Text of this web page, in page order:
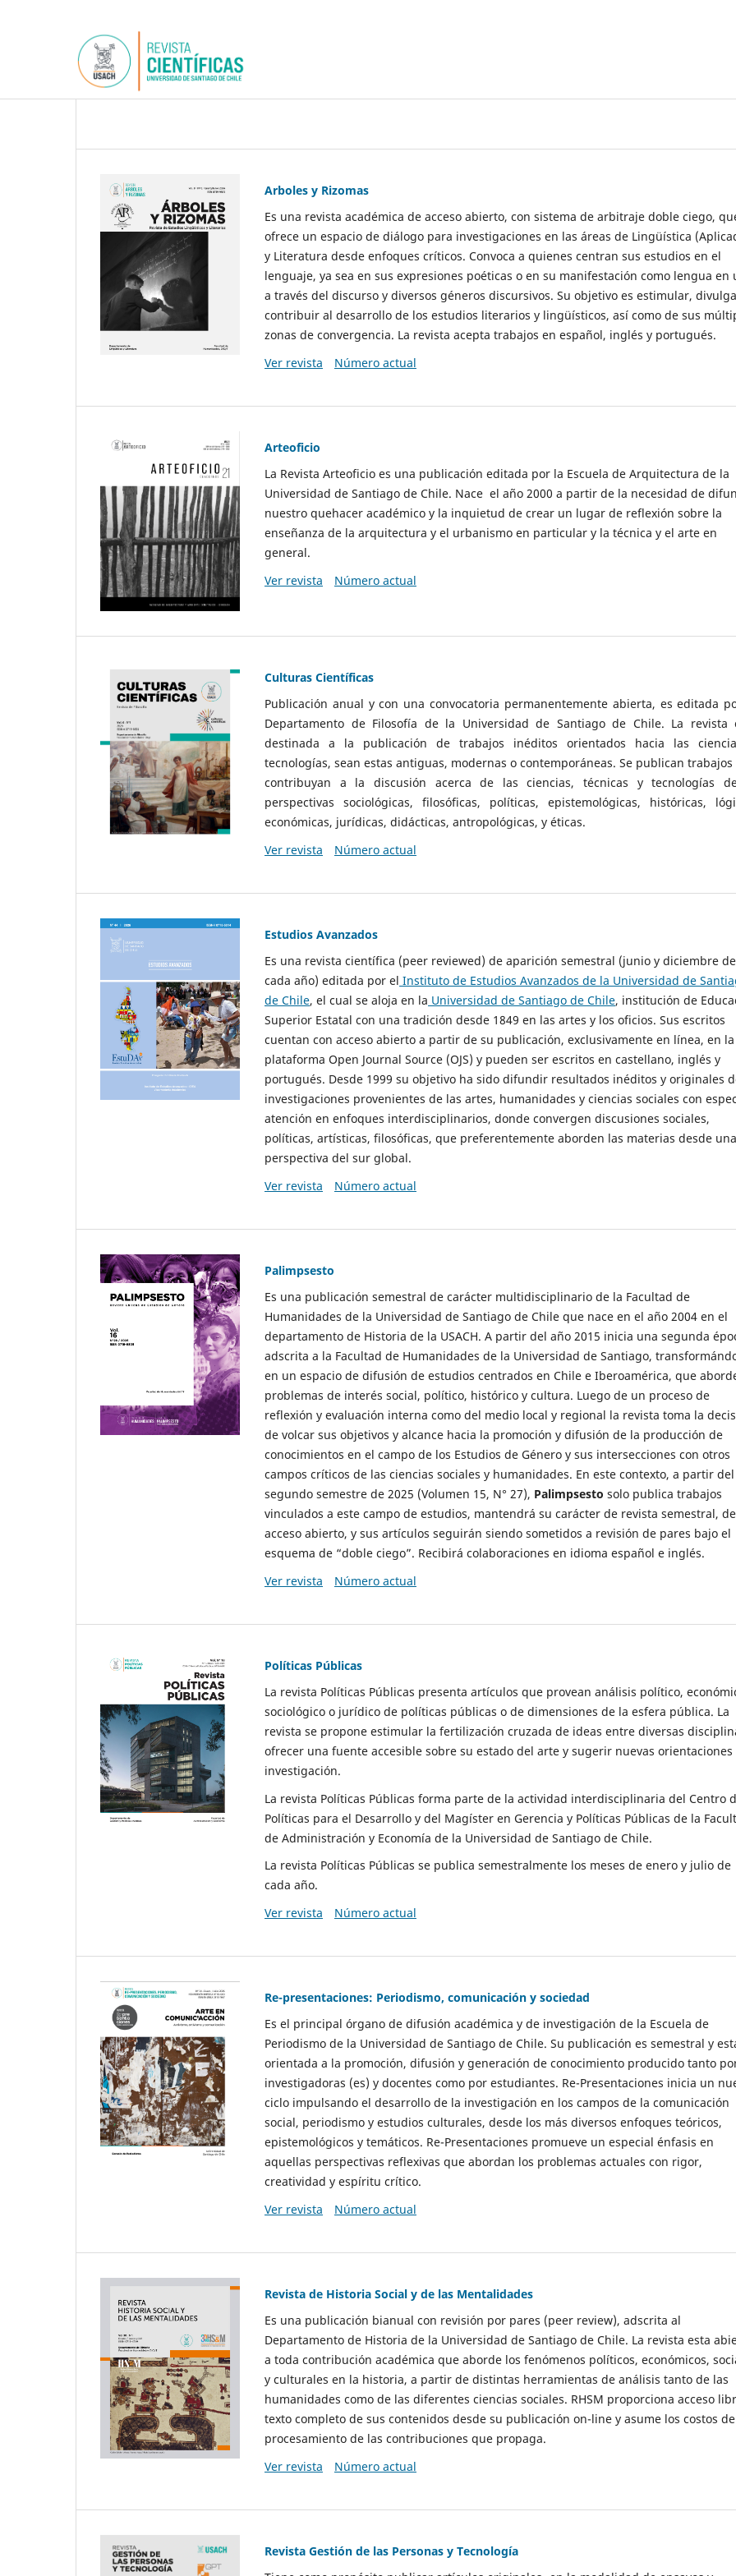
Arboles y Rizomas
Es una revista académica de acceso abierto, con sistema de arbitraje doble ciego,
ofrece un espacio de diálogo para investigaciones en las áreas de Lingüística
y Literatura desde enfoques críticos. Convoca a quienes centran sus estudios en el
lenguaje, ya sea en sus expresiones poéticas o en su manifestación como lengua en
a través del discurso y diversos géneros discursivos. Su objetivo es estimular,
contribuir al desarrollo de los estudios literarios y lingüísticos, así como de sus
zonas de convergencia. La revista acepta trabajos en español, inglés y portugués.
Ver revista
Número actual
Arteoficio
La Revista Arteoficio es una publicación editada por la Escuela de Arquitectura de la
Universidad de Santiago de Chile. Nace el año 2000 a partir de la necesidad de
nuestro quehacer académico y la inquietud de crear un lugar de reflexión sobre la
enseñanza de la arquitectura y el urbanismo en particular y la técnica y el arte en
general.
Ver revista
Número actual
Culturas Científicas
Publicación anual y con una convocatoria permanentemente abierta, es editada
Departamento de Filosofía de la Universidad de Santiago de Chile. La revista
destinada a la publicación de trabajos inéditos orientados hacia las
tecnologías, sean estas antiguas, modernas o contemporáneas. Se publican
contribuyan a la discusión acerca de las ciencias, técnicas y tecnologías
perspectivas sociológicas, filosóficas, políticas, epistemológicas, históricas,
económicas, jurídicas, didácticas, antropológicas, y éticas.
Ver revista
Número actual
Estudios Avanzados
Es una revista científica (peer reviewed) de aparición semestral (junio y diciembre de
cada año) editada por el Instituto de Estudios Avanzados de la Universidad de
de Chile, el cual se aloja en la Universidad de Santiago de Chile, institución de
Superior Estatal con una tradición desde 1849 en las artes y los oficios. Sus escritos
cuentan con acceso abierto a partir de su publicación, exclusivamente en línea, en la
plataforma Open Journal Source (OJS) y pueden ser escritos en castellano, inglés y
portugués. Desde 1999 su objetivo ha sido difundir resultados inéditos y originales
investigaciones provenientes de las artes, humanidades y ciencias sociales con
atención en enfoques interdisciplinarios, donde convergen discusiones sociales,
políticas, artísticas, filosóficas, que preferentemente aborden las materias desde una
perspectiva del sur global.
Ver revista
Número actual
Palimpsesto
Es una publicación semestral de carácter multidisciplinario de la Facultad de
Humanidades de la Universidad de Santiago de Chile que nace en el año 2004 en el
departamento de Historia de la USACH. A partir del año 2015 inicia una segunda
adscrita a la Facultad de Humanidades de la Universidad de Santiago,
en un espacio de difusión de estudios centrados en Chile e Iberoamérica, que
problemas de interés social, político, histórico y cultura. Luego de un proceso de
reflexión y evaluación interna como del medio local y regional la revista toma la
de volcar sus objetivos y alcance hacia la promoción y difusión de la producción de
conocimientos en el campo de los Estudios de Género y sus intersecciones con otros
campos críticos de las ciencias sociales y humanidades. En este contexto, a partir del
segundo semestre de 2025 (Volumen 15, N° 27), Palimpsesto solo publica trabajos
vinculados a este campo de estudios, mantendrá su carácter de revista semestral, de
acceso abierto, y sus artículos seguirán siendo sometidos a revisión de pares bajo el
esquema de “doble ciego”. Recibirá colaboraciones en idioma español e inglés.
Ver revista
Número actual
Políticas Públicas
La revista Políticas Públicas presenta artículos que provean análisis político,
sociológico o jurídico de políticas públicas o de dimensiones de la esfera pública. La
revista se propone estimular la fertilización cruzada de ideas entre diversas
ofrecer una fuente accesible sobre su estado del arte y sugerir nuevas orientaciones
investigación.
La revista Políticas Públicas forma parte de la actividad interdisciplinaria del Centro
Políticas para el Desarrollo y del Magíster en Gerencia y Políticas Públicas de la
de Administración y Economía de la Universidad de Santiago de Chile.
La revista Políticas Públicas se publica semestralmente los meses de enero y julio de
cada año.
Ver revista
Número actual
Re-presentaciones: Periodismo, comunicación y sociedad
Es el principal órgano de difusión académica y de investigación de la Escuela de
Periodismo de la Universidad de Santiago de Chile. Su publicación es semestral y
orientada a la promoción, difusión y generación de conocimiento producido tanto
investigadoras (es) y docentes como por estudiantes. Re-Presentaciones inicia un
ciclo impulsando el desarrollo de la investigación en los campos de la comunicación
social, periodismo y estudios culturales, desde los más diversos enfoques teóricos,
epistemológicos y temáticos. Re-Presentaciones promueve un especial énfasis en
aquellas perspectivas reflexivas que abordan los problemas actuales con rigor,
creatividad y espíritu crítico.
Ver revista
Número actual
Revista de Historia Social y de las Mentalidades
Es una publicación bianual con revisión por pares (peer review), adscrita al
Departamento de Historia de la Universidad de Santiago de Chile. La revista esta
a toda contribución académica que aborde los fenómenos políticos, económicos,
y culturales en la historia, a partir de distintas herramientas de análisis tanto de las
humanidades como de las diferentes ciencias sociales. RHSM proporciona acceso
texto completo de sus contenidos desde su publicación on-line y asume los costos de
procesamiento de las contribuciones que propaga.
Ver revista
Número actual
Revista Gestión de las Personas y Tecnología